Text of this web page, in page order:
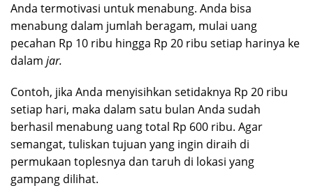
Anda termotivasi untuk menabung. Anda bisa
menabung dalam jumlah beragam, mulai uang
pecahan Rp 10 ribu hingga Rp 20 ribu setiap harinya ke
dalam jar.
Contoh, jika Anda menyisihkan setidaknya Rp 20 ribu
setiap hari, maka dalam satu bulan Anda sudah
berhasil menabung uang total Rp 600 ribu. Agar
semangat, tuliskan tujuan yang ingin diraih di
permukaan toplesnya dan taruh di lokasi yang
gampang dilihat.